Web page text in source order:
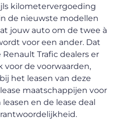
kilometervergoeding
de nieuwste modellen
jouw auto om de twee à
voor een ander. Dat
Trafic dealers er
voor de voorwaarden,
het leasen van deze
maatschappijen voor
en de lease deal